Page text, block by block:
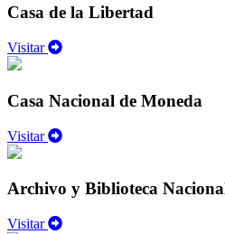
Casa de la Libertad
Visitar
Casa Nacional de Moneda
Visitar
Archivo y Biblioteca
Visitar